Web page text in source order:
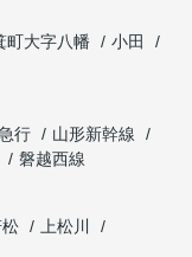
町大字八幡
小田
行
山形新幹線
磐越西線
上松川